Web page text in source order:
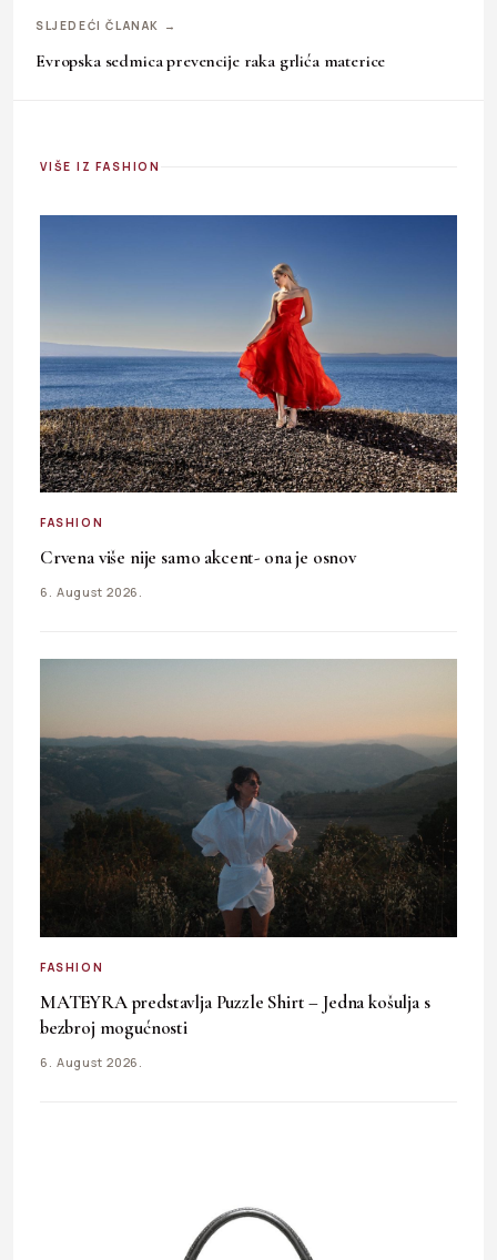
SLJEDEĆI ČLANAK →
Evropska sedmica prevencije raka grlića materice
VIŠE IZ FASHION
FASHION
Crvena više nije samo akcent- ona je osnov
6. August 2026.
FASHION
MATEYRA predstavlja Puzzle Shirt – Jedna košulja s
bezbroj mogućnosti
6. August 2026.